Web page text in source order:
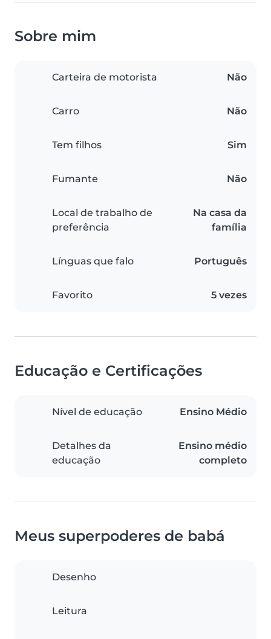
Sobre mim
Carteira de motorista Não
Carro Não
Tem filhos Sim
Fumante Não
Local de trabalho de
preferência
Na casa da
família
Línguas que falo Português
Favorito 5 vezes
Educação e Certificações
Nível de educação Ensino Médio
Detalhes da
educação
Ensino médio
completo
Meus superpoderes de babá
Desenho
Leitura